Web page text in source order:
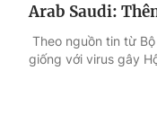
Arab Saudi:
Theo nguồn tin từ
giống với virus gây